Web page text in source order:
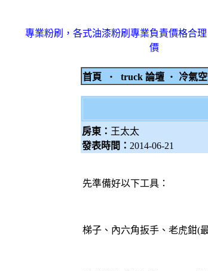
專業粉刷，各式油漆粉刷專業負責價格合
價
首頁 ‧ truck 論壇 ‧ 冷氣
房東： 王太太
發表時間： 2014-06-21
先準備好以下工具：
梯子、內六角扳手、老虎鉗(